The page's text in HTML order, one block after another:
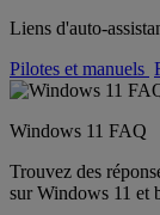
Liens d'auto-
Pilotes et manuels
Windows 11 FAQ
Trouvez des
sur Windows 11 et